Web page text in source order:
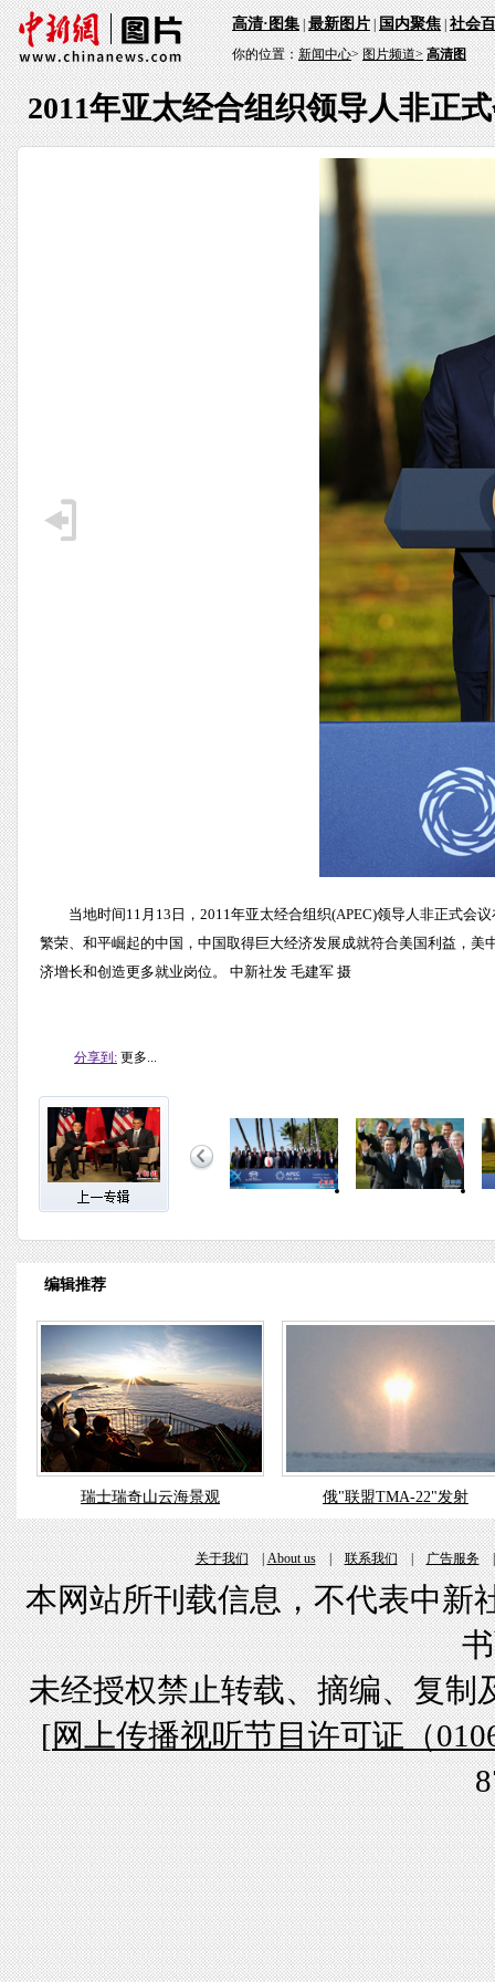
高清·图集|最新图片|国内聚焦|社会
你的位置：新闻中心>图片频道> 高清图
2011年亚太经合组织领导人非正
当地时间11月13日，2011年亚太经合组织(APEC)领导人非正式会
繁荣、和平崛起的中国，中国取得巨大经济发展成就符合美国利益，
济增长和创造更多就业岗位。 中新社发 毛建军 摄
分享到: 更多...
编辑推荐
瑞士瑞奇山云海景观 俄"联盟TMA-22"发射
关于我们|About us|联系我们|广告服务
本网站所刊载信息，不代表中新
未经授权禁止转载、摘编、复制
[网上传播视听节目许可证（